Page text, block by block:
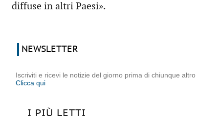
diffuse in altri Paesi».
NEWSLETTER
Iscriviti e ricevi le notizie del giorno prima di chiunque altro
Clicca qui
I PIÙ LETTI